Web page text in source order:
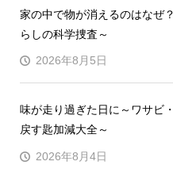
家の中で物が消えるのはなぜ
らしの科学捜査～
2026年8月5日
味が走り過ぎた日に～ワサビ
戻す匙加減大全～
2026年8月4日